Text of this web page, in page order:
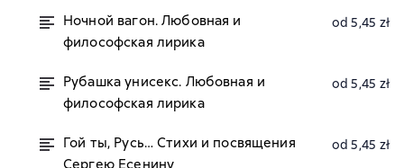
Ночной вагон. Любовная и
философская лирика
od 5,45 zł
Рубашка унисекс. Любовная и
философская лирика
od 5,45 zł
Гой ты, Русь… Стихи и посвящения
Сергею Есенину
od 5,45 zł